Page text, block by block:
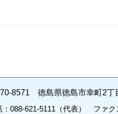
8571 徳島県徳島市幸町2丁
：088-621-5111（代表） ファク